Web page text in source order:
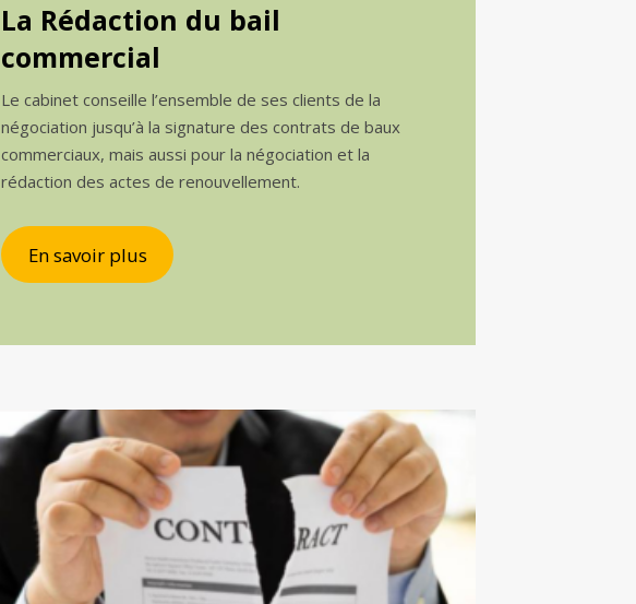
La Rédaction du bail
commercial
Le cabinet conseille l’ensemble de ses clients de la
négociation jusqu’à la signature des contrats de baux
commerciaux, mais aussi pour la négociation et la
rédaction des actes de renouvellement.
En savoir plus